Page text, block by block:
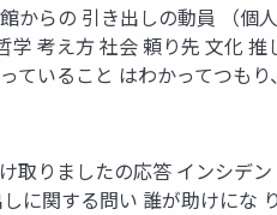
からの 引き出しの動員 （個
考え方 社会 頼り先 文化 推
ていること はわかってつも
取りましたの応答 インシデ
に関する問い 誰が助けにな